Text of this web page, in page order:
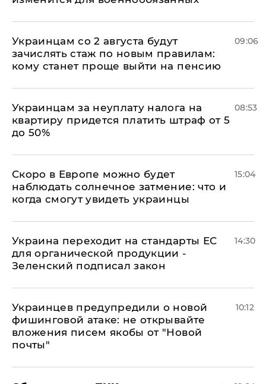
Украинцам со 2 августа будут
зачислять стаж по новым правилам:
кому станет проще выйти на пенсию
09:06
Украинцам за неуплату налога на
квартиру придется платить штраф от 5
до 50%
08:53
Скоро в Европе можно будет
наблюдать солнечное затмение: что и
когда смогут увидеть украинцы
15:04
Украина переходит на стандарты ЕС
для органической продукции -
Зеленский подписал закон
14:30
Украинцев предупредили о новой
фишинговой атаке: не открывайте
вложения писем якобы от "Новой
почты"
10:12